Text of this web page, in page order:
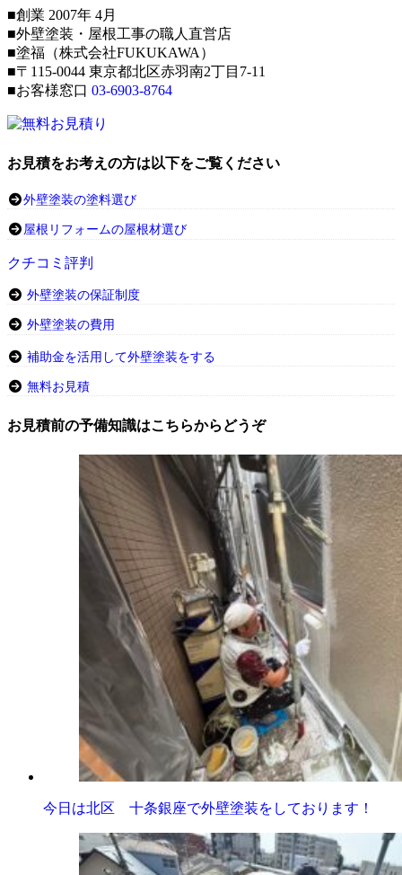
■創業 2007年 4月
■外壁塗装・屋根工事の職人直営店
■塗福（株式会社FUKUKAWA）
■〒115-0044 東京都北区赤羽南2丁目7-11
■お客様窓口 03-6903-8764
お見積をお考えの方は以下をご覧ください
外壁塗装の塗料選び
屋根リフォームの屋根材選び
クチコミ評判
外壁塗装の保証制度
外壁塗装の費用
補助金を活用して外壁塗装をする
無料お見積
お見積前の予備知識はこちらからどうぞ
今日は北区 十条銀座で外壁塗装をしております！